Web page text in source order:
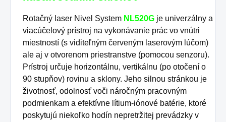
Rotačný laser Nivel System NL520G je univerzálny a
viacúčelový prístroj na vykonávanie prác vo vnútri
miestností (s viditeľným červeným laserovým lúčom)
ale aj v otvorenom priestranstve (pomocou senzoru).
Prístroj určuje horizontálnu, vertikálnu (po otočení o
90 stupňov) rovinu a sklony. Jeho silnou stránkou je
životnosť, odolnosť voči náročným pracovným
podmienkam a efektívne lítium-iónové batérie, ktoré
poskytujú niekoľko hodín nepretržitej prevádzky v